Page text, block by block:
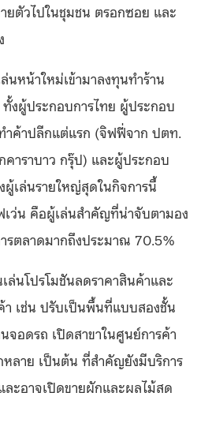
ยตัวไปในชุมชน ตรอกซอย และ
นหน้าใหม่เข้ามาลงทุนทำร้าน
งผู้ประกอบการไทย ผู้ประกอบ
ำค้าปลีกแต่แรก (จิฟฟี่จาก ปตท.
าราบาว กรุ๊ป) และผู้ประกอบ
ผู้เล่นรายใหญ่สุดในกิจการนี้
เว่น คือผู้เล่นสำคัญที่น่าจับตามอง
รตลาดมากถึงประมาณ 70.5%
ล่นโปรโมชันลดราคาสินค้าและ
า เช่น ปรับเป็นพื้นที่แบบสองชั้น
จอดรถ เปิดสาขาในศูนย์การค้า
หลาย เป็นต้น ที่สำคัญยังมีบริการ
ละอาจเปิดขายผักและผลไม้สด